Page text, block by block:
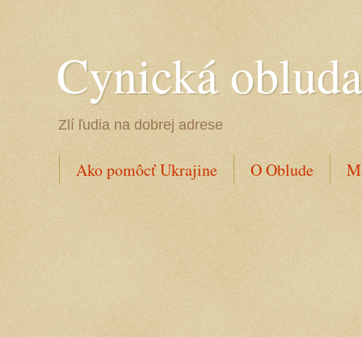
Cynická obluda
Zlí ľudia na dobrej adrese
Ako pomôcť Ukrajine O Oblude